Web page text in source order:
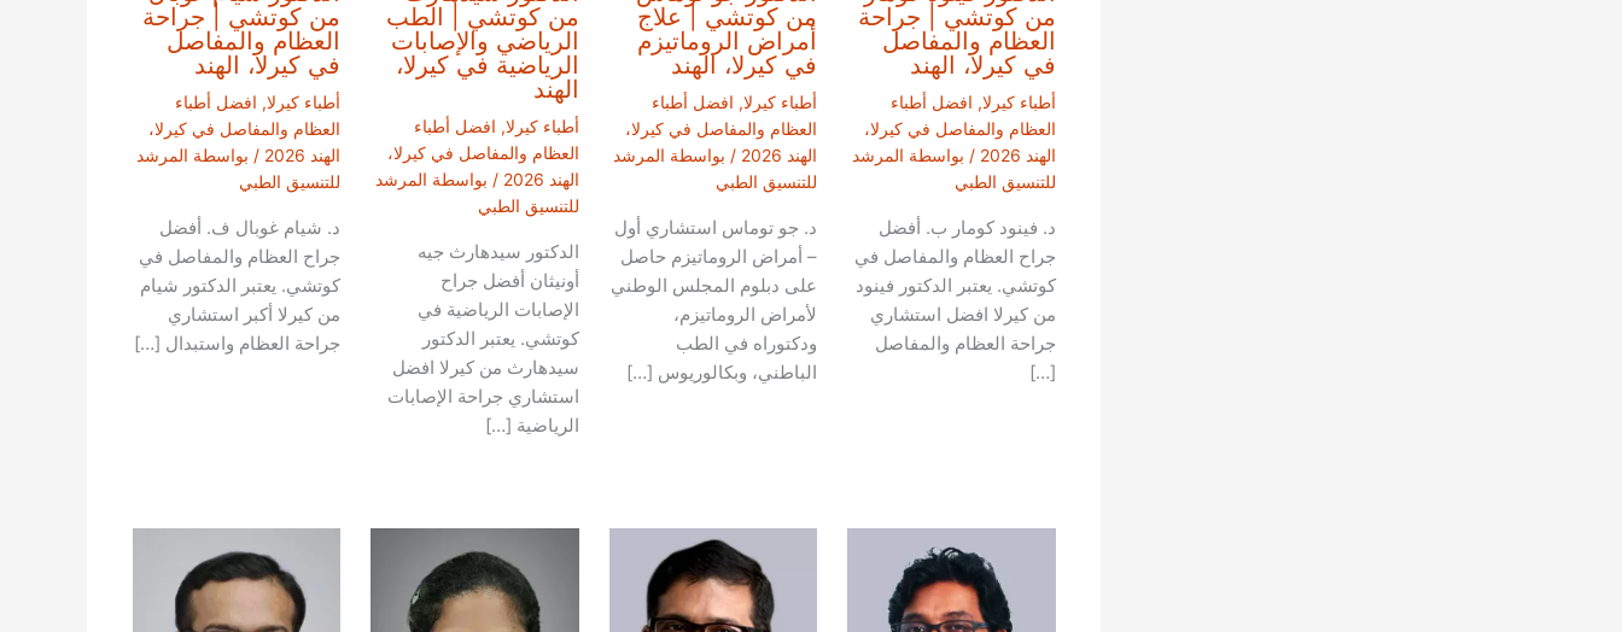
من كوتشي | جراحة
العظام والمفاصل
في كيرلا، الهند
أطباء كيرلا, افضل أطباء
العظام والمفاصل في كيرلا،
الهند 2026
/ بواسطة المرشد
للتنسيق الطبي
د. فينود كومار ب. أفضل
جراح العظام والمفاصل في
كوتشي. يعتبر الدكتور فينود
من كيرلا افضل استشاري
جراحة العظام والمفاصل
[…]
من كوتشي | علاج
أمراض الروماتيزم
في كيرلا، الهند
أطباء كيرلا, افضل أطباء
العظام والمفاصل في كيرلا،
الهند 2026
/ بواسطة المرشد
للتنسيق الطبي
د. جو توماس استشاري أول
– أمراض الروماتيزم حاصل
على دبلوم المجلس الوطني
لأمراض الروماتيزم،
ودكتوراه في الطب
الباطني، وبكالوريوس […]
من كوتشي | الطب
الرياضي والإصابات
الرياضية في كيرلا،
الهند
أطباء كيرلا, افضل أطباء
العظام والمفاصل في كيرلا،
الهند 2026
/ بواسطة المرشد
للتنسيق الطبي
الدكتور سيدهارث جيه
أونيثان أفضل جراح
الإصابات الرياضية في
كوتشي. يعتبر الدكتور
سيدهارث من كيرلا افضل
استشاري جراحة الإصابات
الرياضية […]
من كوتشي | جراحة
العظام والمفاصل
في كيرلا، الهند
أطباء كيرلا, افضل أطباء
العظام والمفاصل في كيرلا،
الهند 2026
/ بواسطة المرشد
للتنسيق الطبي
د. شيام غوبال ف. أفضل
جراح العظام والمفاصل في
كوتشي. يعتبر الدكتور شيام
من كيرلا أكبر استشاري
جراحة العظام واستبدال […]